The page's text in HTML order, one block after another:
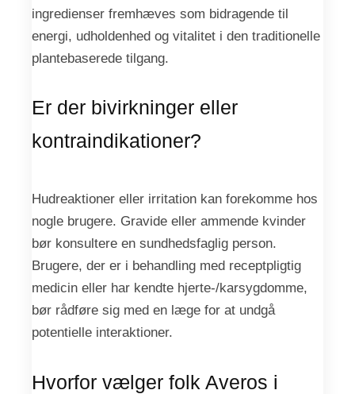
ingredienser fremhæves som bidragende til
energi, udholdenhed og vitalitet i den traditionelle
plantebaserede tilgang.
Er der bivirkninger eller
kontraindikationer?
Hudreaktioner eller irritation kan forekomme hos
nogle brugere. Gravide eller ammende kvinder
bør konsultere en sundhedsfaglig person.
Brugere, der er i behandling med receptpligtig
medicin eller har kendte hjerte-/karsygdomme,
bør rådføre sig med en læge for at undgå
potentielle interaktioner.
Hvorfor vælger folk Averos i